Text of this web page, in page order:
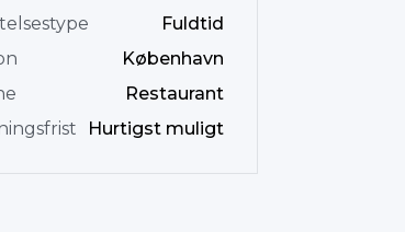
Fuldtid
København
Restaurant
Hurtigst muligt